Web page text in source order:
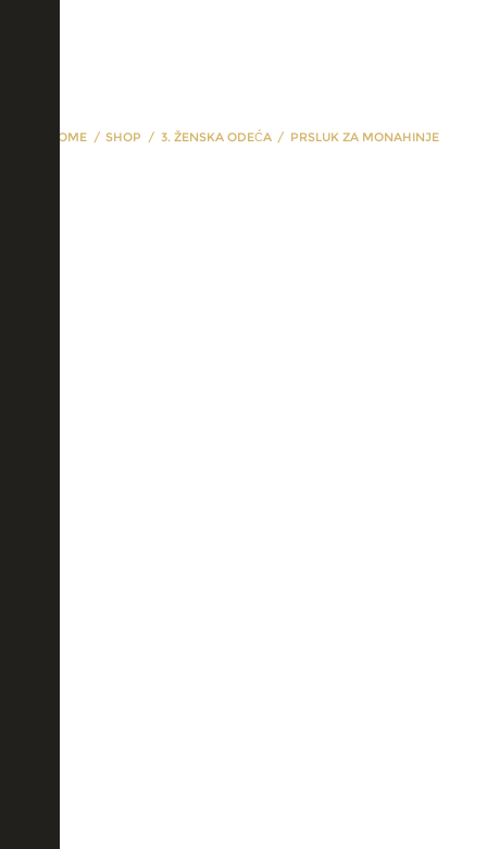
HOME SHOP 3. ŽENSKA ODEĆA PRSLUK ZA MONAHINJE